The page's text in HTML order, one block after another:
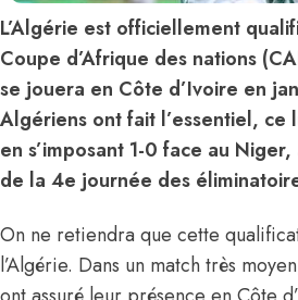
L’Algérie est officiellement
Coupe d’Afrique des nations
se jouera en Côte d’Ivoire en
Algériens ont fait l’essentiel, ce
en s’imposant 1-0 face au Niger,
de la 4e journée des
On ne retiendra que cette
l’Algérie. Dans un match très